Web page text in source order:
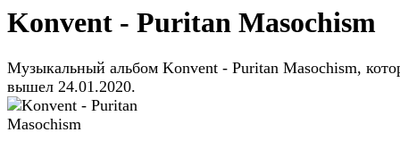
Konvent - Puritan Masochism
Музыкальный альбом Konvent - Puritan Masochism,
вышел 24.01.2020.